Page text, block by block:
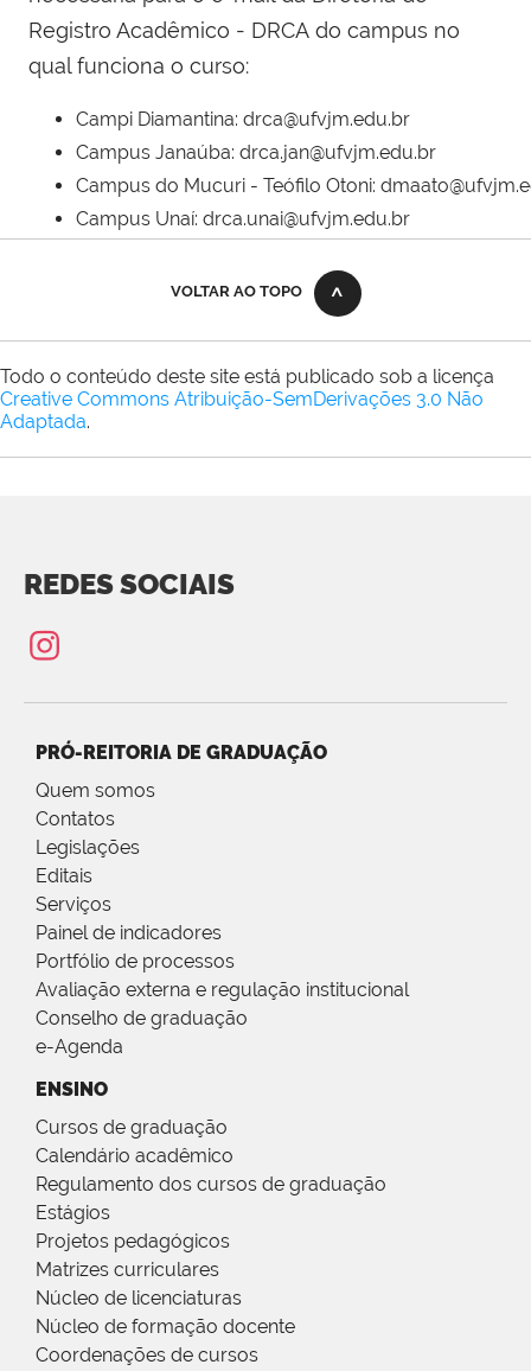
Registro Acadêmico - DRCA do campus no
qual funciona o curso:
Campi Diamantina: drca@ufvjm.edu.br
Campus Janaúba: drca.jan@ufvjm.edu.br
Campus do Mucuri - Teófilo Otoni:
Campus Unaí: drca.unai@ufvjm.edu.br
VOLTAR AO TOPO
Todo o conteúdo deste site está publicado sob a licença
Creative Commons Atribuição-SemDerivações 3.0 Não
Adaptada.
REDES SOCIAIS
PRÓ-REITORIA DE GRADUAÇÃO
Quem somos
Contatos
Legislações
Editais
Serviços
Painel de indicadores
Portfólio de processos
Avaliação externa e regulação institucional
Conselho de graduação
e-Agenda
ENSINO
Cursos de graduação
Calendário acadêmico
Regulamento dos cursos de graduação
Estágios
Projetos pedagógicos
Matrizes curriculares
Núcleo de licenciaturas
Núcleo de formação docente
Coordenações de cursos